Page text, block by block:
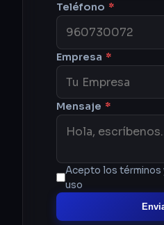
Teléfono *
Empresa *
Mensaje *
Acepto los términos
uso